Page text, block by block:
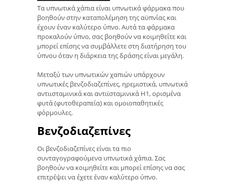
Τα υπνωτικά χάπια είναι υπνωτικά φάρμακα που
βοηθούν στην καταπολέμηση της αϋπνίας και
έχουν έναν καλύτερο ύπνο. Αυτά τα φάρμακα
προκαλούν ύπνο, σας βοηθούν να κοιμηθείτε και
μπορεί επίσης να συμβάλλετε στη διατήρηση του
ύπνου όταν η διάρκεια της δράσης είναι μεγάλη.
Μεταξύ των υπνωτικών χαπιών υπάρχουν
υπνωτικές βενζοδιαζεπίνες, ηρεμιστικά, υπνωτικά
αντιισταμινικά και αντιϊσταμινικά H1, ορισμένα
φυτά (φυτοθεραπεία) και ομοιοπαθητικές
φόρμουλες.
Βενζοδιαζεπίνες
Οι βενζοδιαζεπίνες είναι τα πιο
συνταγογραφούμενα υπνωτικά χάπια. Σας
βοηθούν να κοιμηθείτε και μπορεί επίσης να σας
επιτρέψει να έχετε έναν καλύτερο ύπνο.